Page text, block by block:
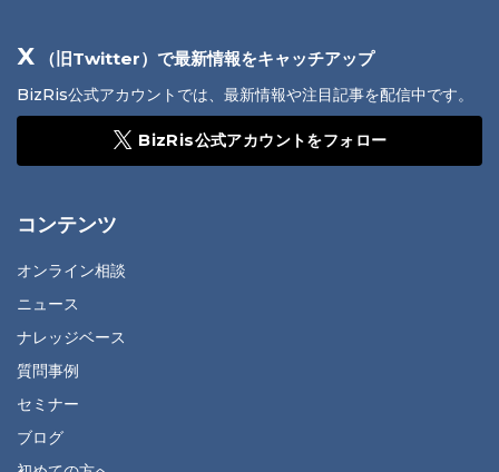
X （旧Twitter）で最新情報をキャッチアップ
BizRis公式アカウントでは、最新情報や注目記事を配信中です。
BizRis公式アカウントをフォロー
コンテンツ
オンライン相談
ニュース
ナレッジベース
質問事例
セミナー
ブログ